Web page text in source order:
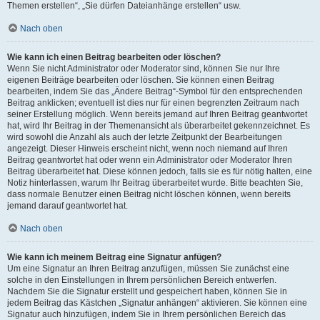
Themen erstellen“, „Sie dürfen Dateianhänge erstellen“ usw.
Nach oben
Wie kann ich einen Beitrag bearbeiten oder löschen?
Wenn Sie nicht Administrator oder Moderator sind, können Sie nur Ihre
eigenen Beiträge bearbeiten oder löschen. Sie können einen Beitrag
bearbeiten, indem Sie das „Ändere Beitrag“-Symbol für den entsprechenden
Beitrag anklicken; eventuell ist dies nur für einen begrenzten Zeitraum nach
seiner Erstellung möglich. Wenn bereits jemand auf Ihren Beitrag geantwortet
hat, wird Ihr Beitrag in der Themenansicht als überarbeitet gekennzeichnet. Es
wird sowohl die Anzahl als auch der letzte Zeitpunkt der Bearbeitungen
angezeigt. Dieser Hinweis erscheint nicht, wenn noch niemand auf Ihren
Beitrag geantwortet hat oder wenn ein Administrator oder Moderator Ihren
Beitrag überarbeitet hat. Diese können jedoch, falls sie es für nötig halten, eine
Notiz hinterlassen, warum Ihr Beitrag überarbeitet wurde. Bitte beachten Sie,
dass normale Benutzer einen Beitrag nicht löschen können, wenn bereits
jemand darauf geantwortet hat.
Nach oben
Wie kann ich meinem Beitrag eine Signatur anfügen?
Um eine Signatur an Ihren Beitrag anzufügen, müssen Sie zunächst eine
solche in den Einstellungen in Ihrem persönlichen Bereich entwerfen.
Nachdem Sie die Signatur erstellt und gespeichert haben, können Sie in
jedem Beitrag das Kästchen „Signatur anhängen“ aktivieren. Sie können eine
Signatur auch hinzufügen, indem Sie in Ihrem persönlichen Bereich das